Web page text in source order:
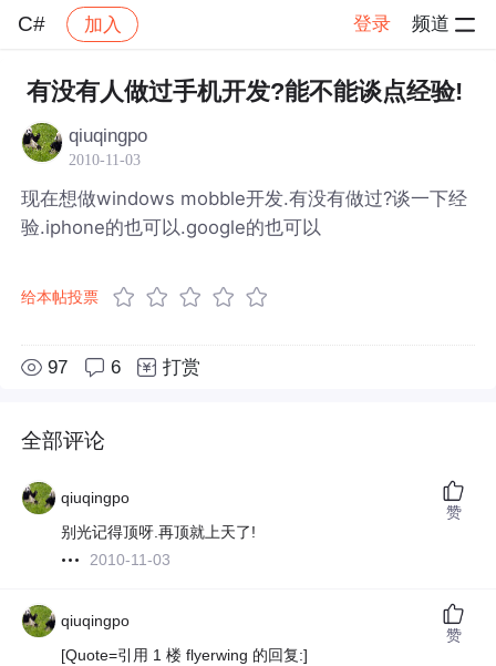
C# 加入 登录 频道
社区 C# 帖子详情
有没有人做过手机开发?能不能谈点经验!
qiuqingpo
2010-11-03
现在想做windows mobble开发.有没有做过?谈一下经
验.iphone的也可以.google的也可以
给本帖投票
97 6 打赏
全部评论
qiuqingpo
别光记得顶呀.再顶就上天了!
2010-11-03
赞
qiuqingpo
[Quote=引用 1 楼 flyerwing 的回复:]
赞